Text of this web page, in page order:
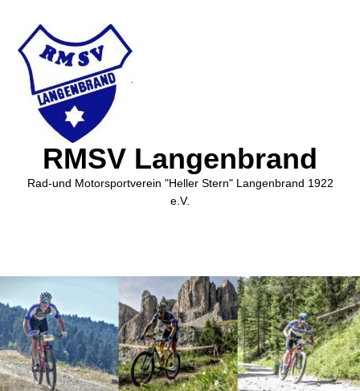
RMSV Langenbrand
Rad-und Motorsportverein "Heller Stern" Langenbrand 1922
e.V.